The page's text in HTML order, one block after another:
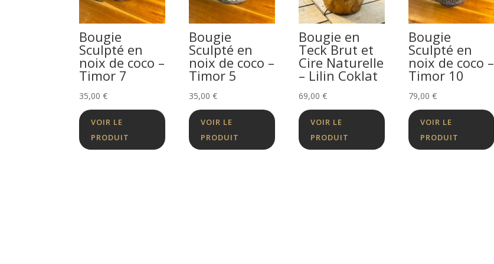
Bougie
Sculpté en
noix de coco –
Timor 7
35,00€
VOIR LE
PRODUIT
Bougie
Sculpté en
noix de coco –
Timor 5
35,00€
VOIR LE
PRODUIT
Bougie en
Teck Brut et
Cire Naturelle
– Lilin Coklat
69,00€
VOIR LE
PRODUIT
Bougie
Sculpté en
noix de coco –
Timor 10
79,00€
VOIR LE
PRODUIT